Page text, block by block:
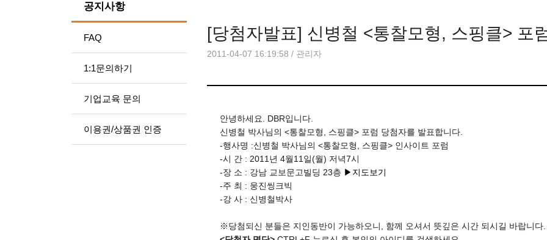
공지사항
FAQ
1:1문의하기
기업교육 문의
이용권/상품권 인증
[당첨자발표] 신병철 <통찰모형, 스핑클> 포
2011-04-07 16:19:58 / 관리자
안녕하세요. DBR입니다.
신병철 박사님의 <통찰모형, 스핑클> 포럼 당첨자를 발표합니다.
-행사명 :신병철 박사님의 <통찰모형, 스핑클> 인사이트 포럼
-시 간 : 2011년 4월11일(월) 저녁7시
-장 소 : 강남 교보문고빌딩 23층 ▶지도보기
-주 최 : 웅진씽크빅
-강 사 : 신병철박사
※당첨되신 분들은 지인동반이 가능하오니, 함께 오셔서 뜻깊은 시간 되시길 바랍니다.